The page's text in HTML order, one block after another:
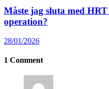
Måste jag sluta med
operation?
28/01/2026
1 Comment